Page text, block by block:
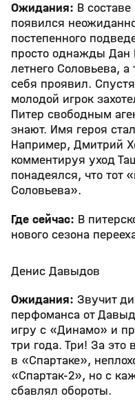
Ожидания: В
появился
постепенного
просто однажды Дан
летнего Соловьева,
себя проявил.
молодой игрок
Питер свободным
знают. Имя героя
Например, Дмитрий
комментируя уход
понадеялся, что тот
Соловьева».
Где сейчас: В
нового сезона
Денис Давыдов
Ожидания: Звучит
перфоманса от
игру с «Динамо» и
три года. Три! За это
в «Спартаке»,
«Спартак-2», но с
сбавлял обороты.